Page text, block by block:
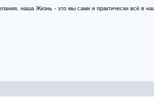
наша Жизнь - это мы сами и практически всё в